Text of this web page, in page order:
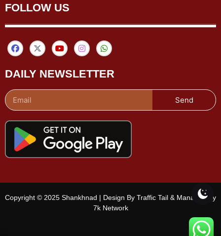
FOLLOW US
DAILY NEWSLETTER
Send
Copyright © 2025 Shankhnad | Design By Traffic Tail & Managed By
7k Network